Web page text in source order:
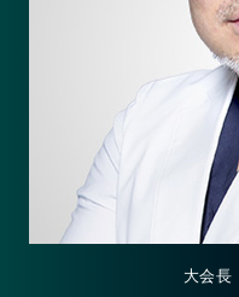
大会長